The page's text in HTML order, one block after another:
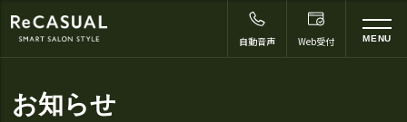
お知らせ
自動音声 Web受付 MENU